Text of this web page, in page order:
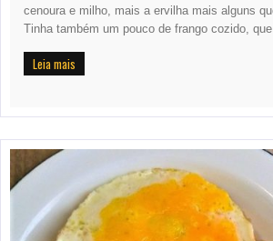
cenoura e milho, mais a ervilha mais alguns
Tinha também um pouco de frango cozido,
Leia mais